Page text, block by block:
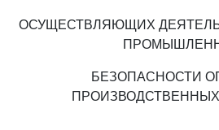
ОСУЩЕСТВЛЯЮЩИХ
БЕЗОПАСНОСТИ